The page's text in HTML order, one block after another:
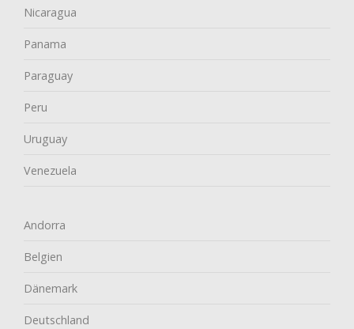
Nicaragua
Panama
Paraguay
Peru
Uruguay
Venezuela
Andorra
Belgien
Dänemark
Deutschland